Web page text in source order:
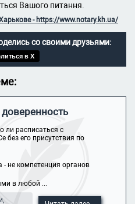
Вашого питання.
- https://www.notary.kh.ua/
со своими друзьями:
в X
ли расписаться с
без его присутствия по
- не компетенция органов
в любой ...